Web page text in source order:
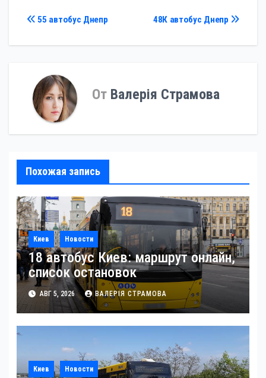
Навигация
по
записям
48К автобус Днепр
55 автобус Днепр
От Валерія Страмова
Похожая запись
Киев Новости
18 автобус Киев: маршрут онлайн,
список остановок
АВГ 5, 2026 ВАЛЕРІЯ СТРАМОВА
Киев Новости